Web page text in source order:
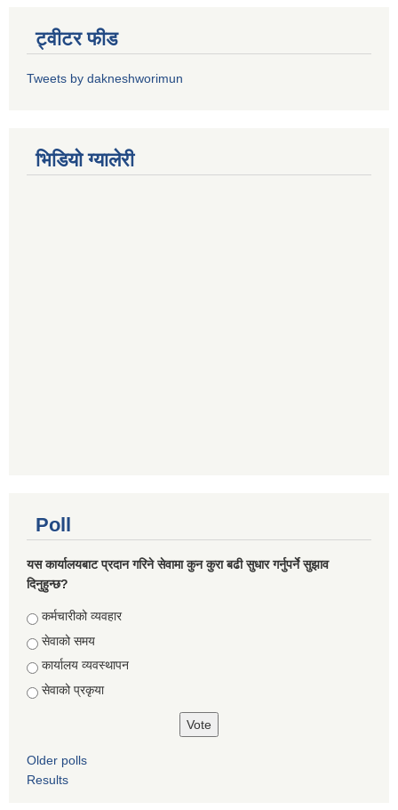
ट्वीटर फीड
Tweets by dakneshworimun
भिडियाे ग्यालेरी
Poll
यस कार्यालयबाट प्रदान गरिने सेवामा कुन कुरा बढी सुधार गर्नुपर्ने सुझाव
दिनुहुन्छ?
Choices
कर्मचारीको व्यवहार
सेवाको समय
कार्यालय व्यवस्थापन
सेवाको प्रकृया
Older polls
Results